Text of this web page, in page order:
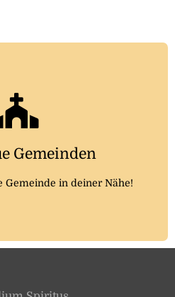
Gemeinden
Gemeinde in deiner Nähe!
finden!
gemeinden.de kannst du
klicken